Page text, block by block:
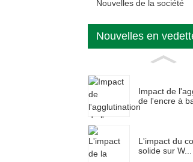
Nouvelles de la société
Nouvelles en
Impact de
de l'encre à
L'impact du
solide sur W...